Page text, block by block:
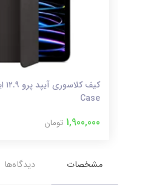
Case
1,900,000 تومان
مشخصات دیدگاه‌ها